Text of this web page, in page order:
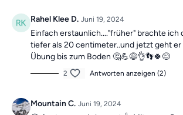
Übungseinheiten sind unabhängig
“Vergangene Trainings des Tages”
vergangen Einheiten.
Rahel Klee D. Juni 19, 2024
Einfach erstaunlich...."früher" brachte ich
tiefer als 20 centimeter..und jetzt geht er
Übung bis zum Boden 🤔💪😅👌👣🍀😊
2 Antworten anzeigen (2)
Mountain C. Juni 19, 2024